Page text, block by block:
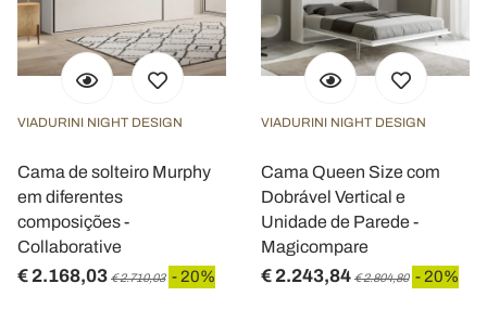
VIADURINI NIGHT DESIGN
Cama de solteiro Murphy
em diferentes
composições -
Collaborative
€ 2.168,03 € 2.710,03 - 20%
VIADURINI NIGHT DESIGN
Cama Queen Size com
Dobrável Vertical e
Unidade de Parede -
Magicompare
€ 2.243,84 € 2.804,80 - 20%